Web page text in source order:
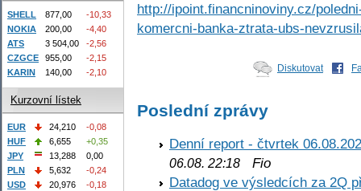
http://ipoint.financninoviny.cz/
komercni-banka-ztrata-ubs-
Diskutovat
Poslední zprávy
Denní report - čtvrtek
06.08. 22:18 Fio
Datadog ve výsledcích za 2Q
SHELL 877,00
-10,33
NOKIA
200,00
-4,40
ATS
3 504,00
-2,56
CZGCE
955,00
-2,15
KARIN
140,00 -2,10
Kurzovní lístek
EUR 24,210
-0,08
HUF
6,655
+0,35
JPY
13,288
0,00
PLN
5,632
-0,24
USD
20,976 -0,18